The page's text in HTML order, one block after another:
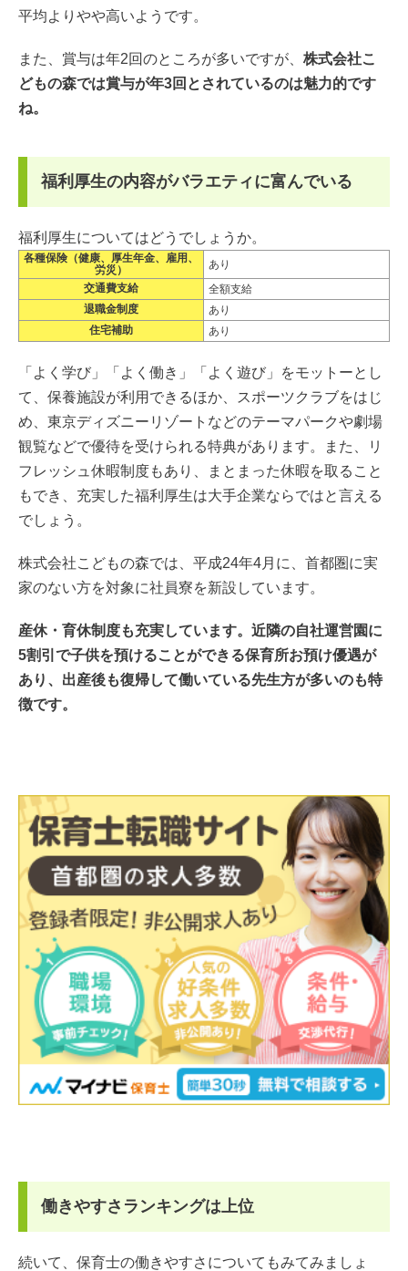
平均よりやや高いようです。
また、賞与は年2回のところが多いですが、 株式会社こ
どもの森では賞与が年3回とされているのは魅力的です
ね。
福利厚生の内容がバラエティに富んでいる
福利厚生についてはどうでしょうか。
各種保険（健康、厚生年金、雇用、
労災）
あり
交通費支給
全額支給
退職金制度
あり
住宅補助
あり
「よく学び」「よく働き」「よく遊び」をモットーとし
て、保養施設が利用できるほか、スポーツクラブをはじ
め、東京ディズニーリゾートなどのテーマパークや劇場
観覧などで優待を受けられる特典があります。また、リ
フレッシュ休暇制度もあり、まとまった休暇を取ること
もでき、充実した福利厚生は大手企業ならではと言える
でしょう。
株式会社こどもの森では、平成24年4月に、首都圏に実
家のない方を対象に社員寮を新設しています。
産休・育休制度も充実しています。近隣の自社運営園に
5割引で子供を預けることができる保育所お預け優遇が
あり、出産後も復帰して働いている先生方が多いのも特
徴です。
働きやすさランキングは上位
続いて、保育士の働きやすさについてもみてみましょ